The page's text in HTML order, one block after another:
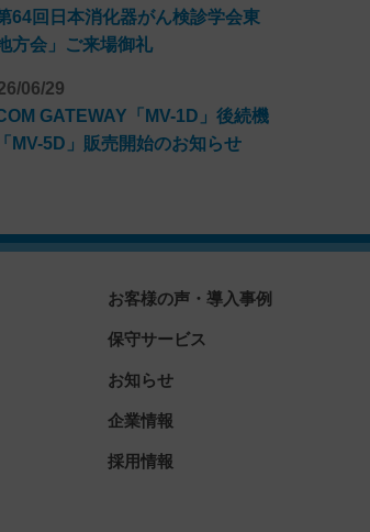
64回日本消化器がん検診学会東
方会」ご来場御礼
06/29
GATEWAY「MV-1D」後続機
MV-5D」販売開始のお知らせ
お客様の声・導入事例
保守サービス
お知らせ
企業情報
採用情報